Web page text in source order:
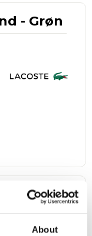
About
- Grøn